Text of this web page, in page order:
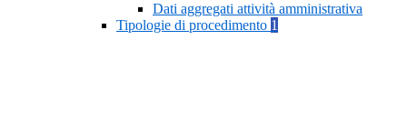
Dati aggregati attività amministrativa
Tipologie di procedimento 1